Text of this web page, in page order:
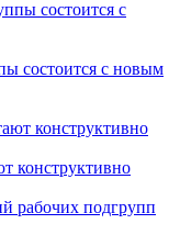
состоится с новым
конструктивно